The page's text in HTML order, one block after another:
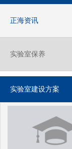
正海资讯
实验室保养
实验室建设方案